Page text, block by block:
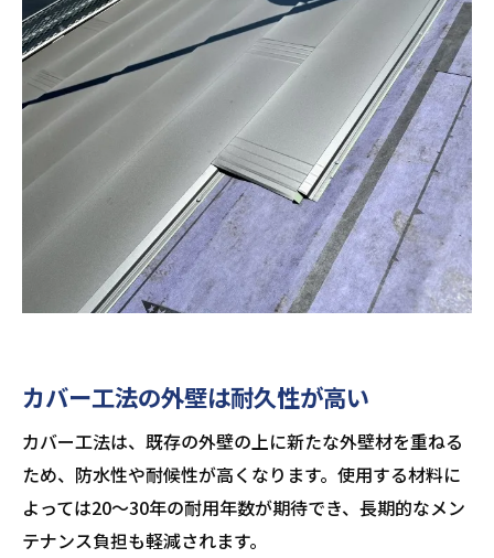
カバー工法の外壁は耐久性が高い
カバー工法は、既存の外壁の上に新たな外壁材を重ねる
ため、防水性や耐候性が高くなります。使用する材料に
よっては20〜30年の耐用年数が期待でき、長期的なメン
テナンス負担も軽減されます。